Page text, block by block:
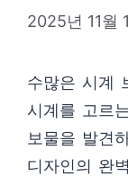
2025년 11월
수많은 시계
시계를 고르
보물을 발견
디자인의 완